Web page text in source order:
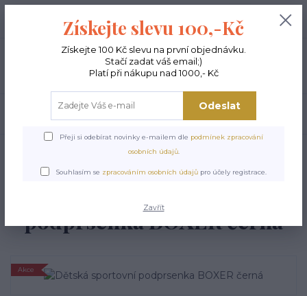
Po - Pá 9-15:00 0,00 Kč
DĚTSKÉ TANEČNÍ OBLEČENÍ
Dětská sportovní podprsenka BOXER
podprsenka BOXER černá
Akce
Získejte slevu 100,-Kč
Získejte 100 Kč slevu na první objednávku.
Stačí zadat váš email;)
Platí při nákupu nad 1000,- Kč
Odeslat
Přeji si odebírat novinky e-mailem dle podmínek zpracování
osobních údajů.
Souhlasím se zpracováním osobních údajů pro účely registrace.
Zavřít